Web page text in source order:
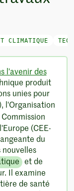
CLIMATIQUE
l'avenir des
produit
unies pour
l'Organisation
(CEE-
du
et de
Il examine
de santé